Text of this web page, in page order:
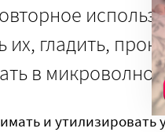
их, гладить,
в
и